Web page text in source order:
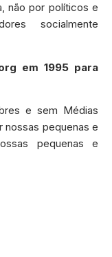
não por políticos e
socialmente
em 1995 para
e sem Médias
nossas pequenas e
pequenas e